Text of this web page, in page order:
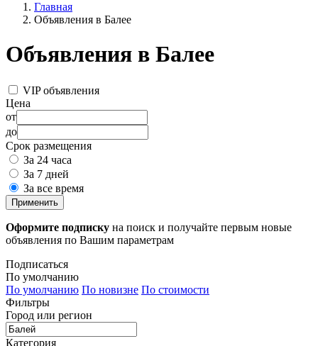
Главная
Объявления в Балее
Объявления в Балее
VIP объявления
Цена
от
до
Срок размещения
За 24 часа
За 7 дней
За все время
Применить
Оформите подписку на поиск и получайте первым новые
объявления по Вашим параметрам
Подписаться
По умолчанию
По умолчанию По новизне По стоимости
Фильтры
Город или регион
Категория